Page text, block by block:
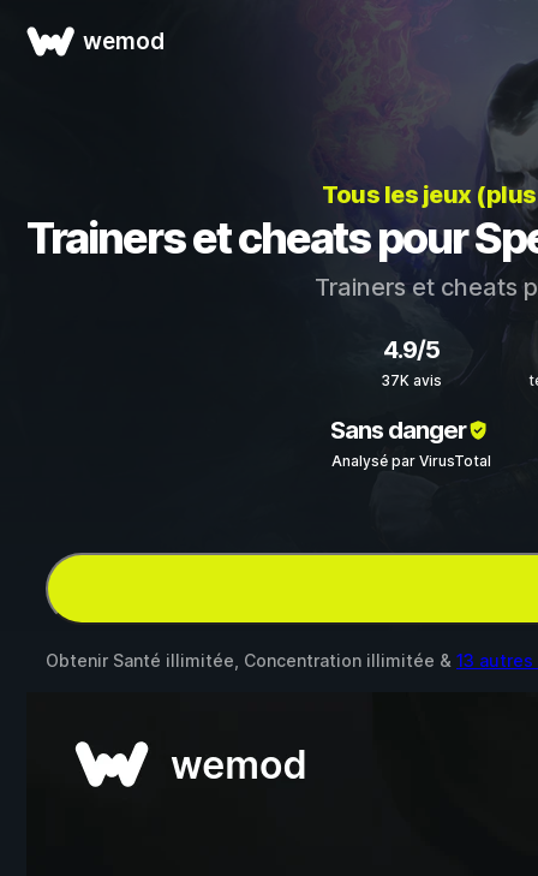
wemod
Tous les jeux
Trainers et cheats pour
Trainers et cheats
4.9/5
37K avis
Sans danger
Analysé par VirusTotal
Obtenir Santé illimitée, Concentration illimitée & 13